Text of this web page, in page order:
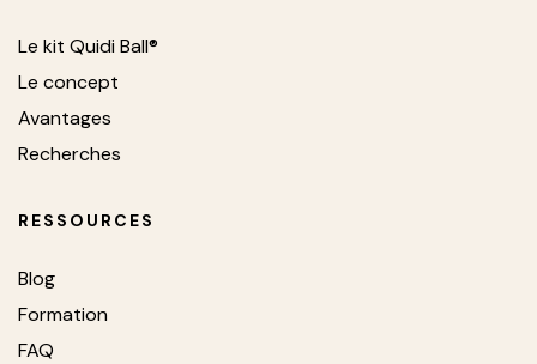
Le kit Quidi Ball®
Le concept
Avantages
Recherches
RESSOURCES
Blog
Formation
FAQ